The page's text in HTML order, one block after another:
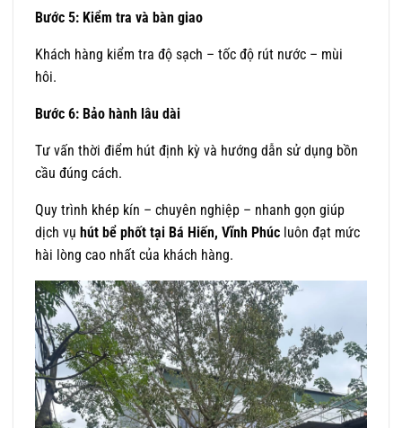
Bước 5: Kiểm tra và bàn giao
Khách hàng kiểm tra độ sạch – tốc độ rút nước – mùi
hôi.
Bước 6: Bảo hành lâu dài
Tư vấn thời điểm hút định kỳ và hướng dẫn sử dụng bồn
cầu đúng cách.
Quy trình khép kín – chuyên nghiệp – nhanh gọn giúp
dịch vụ hút bể phốt tại Bá Hiến, Vĩnh Phúc luôn đạt mức
hài lòng cao nhất của khách hàng.